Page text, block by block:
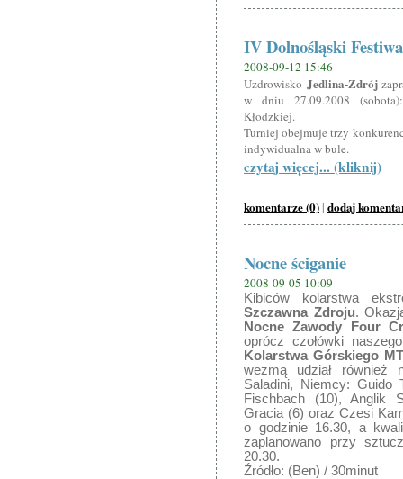
IV Dolnośląski
2008-09-12 15:46
Uzdrowisko Jedlina-Zdrój
w dniu 27.09.2008
Kłodzkiej.
Turniej obejmuje trzy
indywidualna w bule.
czytaj więcej... (kliknij)
komentarze (0) | dodaj
Nocne ściganie
2008-09-05 10:09
Kibiców kolarstwa
Szczawna Zdroju.
Nocne Zawody Four
oprócz czołówki
Kolarstwa Górskiego
wezmą udział również
Saladini, Niemcy:
Fischbach (10), Anglik
Gracia (6) oraz Czesi
o godzinie 16.30, a
zaplanowano przy
20.30.
Źródło: (Ben) / 30minut